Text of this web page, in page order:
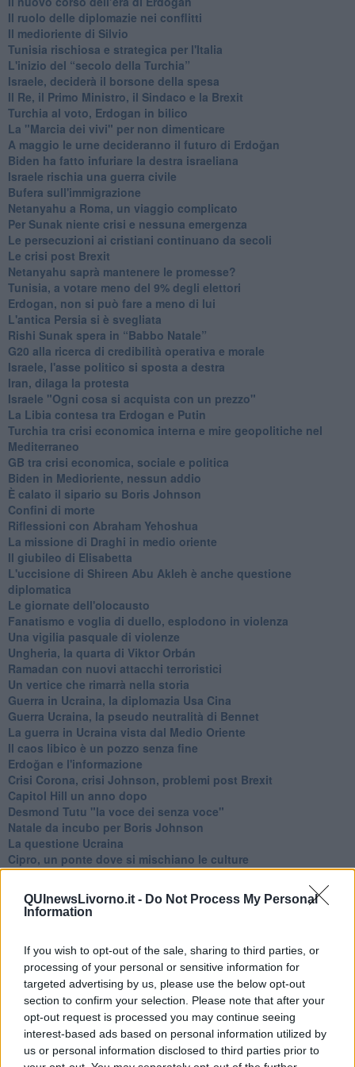
QUInewsLivorno.it - Do Not Process My Personal
Information
If you wish to opt-out of the sale, sharing to third parties, or
processing of your personal or sensitive information for
targeted advertising by us, please use the below opt-out
section to confirm your selection. Please note that after your
opt-out request is processed you may continue seeing
interest-based ads based on personal information utilized by
us or personal information disclosed to third parties prior to
Il ruolo delle diplomazie nei conflitti
Il medioriente di Silvio
Tunisia rischiosa e strategica per l'Italia
L'inizio del “secolo della Turchia”
Israele, deciderà il borsone della spesa
Il Re, il Primo Ministro, il Sindaco e la Brexit
Turchia al voto, Erdogan in bilico
La "Marcia dei vivi" per non dimenticare
A maggio le urne decideranno il futuro di Erdoğan
Biden ha fatto infuriare la destra israeliana
Israele rischia una guerra civile
Bufera sull'immigrazione
Netanyahu a Roma, un viaggio complicato
Per Sunak niente crisi e nessuna emergenza
Le persecuzioni ai cristiani continuano da secoli
Le crisi post Brexit
Netanyahu saprà mantenere le promesse?
Tunisia, a votare meno del 9% degli elettori
Erdogan, non si può fare a meno di lui
L'antica Persia si è svegliata
Rishi Sunak spera in “Babbo Natale”
G20 alla ricerca di credibilità operativa e morale
Israele, l'asse politico si sposta a destra
Iran, dilaga la protesta
Israele "Ogni cosa si acquista con un prezzo"
La Libia contesa tra Erdogan e Putin
Turchia tra crisi economica interna e mire geopolitiche nel
Mediterraneo
GB tra crisi economica, sociale e politica
Biden in Medioriente, nessun addio
È calato il sipario su Boris Johnson
Confini di morte
Riflessioni con Abraham Yehoshua
La missione di Draghi in medio oriente
Il giubileo di Elisabetta
L'uccisione di Shireen Abu Akleh è anche questione
diplomatica
Le giornate dell'olocausto
Fanatismo e voglia di duello, esplodono in violenza
Una vigilia pasquale di violenze
Ungheria, la quarta di Viktor Orbán
Ramadan con nuovi attacchi terroristici
Un vertice che rimarrà nella storia
Guerra in Ucraina, la diplomazia Usa Cina
Guerra Ucraina, la pseudo neutralità di Bennet
La guerra in Ucraina vista dal Medio Oriente
​Il caos libico è un pozzo senza fine
Erdoğan e l'informazione
Crisi Corona, crisi Johnson, problemi post Brexit
Capitol Hill un anno dopo
Desmond Tutu "la voce dei senza voce"
Natale da incubo per Boris Johnson
La questione Ucraina
Cipro, un ponte dove si mischiano le culture
Una vigilia di Natale per un nuovo Rais
La questione israelo-palestinese ignorata dal G20
Erdogan continua a sfidare l'Occidente
L'AUKUS e il Quad
Biden, primo presidente USA non in guerra
Papa Bergoglio vedrà Viktor Orbán
Bennet, un giorno in attesa di Biden
Il ritorno dei talebani
​La lenta agonia del Libano
Sudafrica, è allarme alimentare